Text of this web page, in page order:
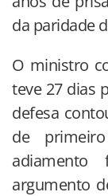
da paridade
O ministro
teve 27 dias
defesa
de
argumento